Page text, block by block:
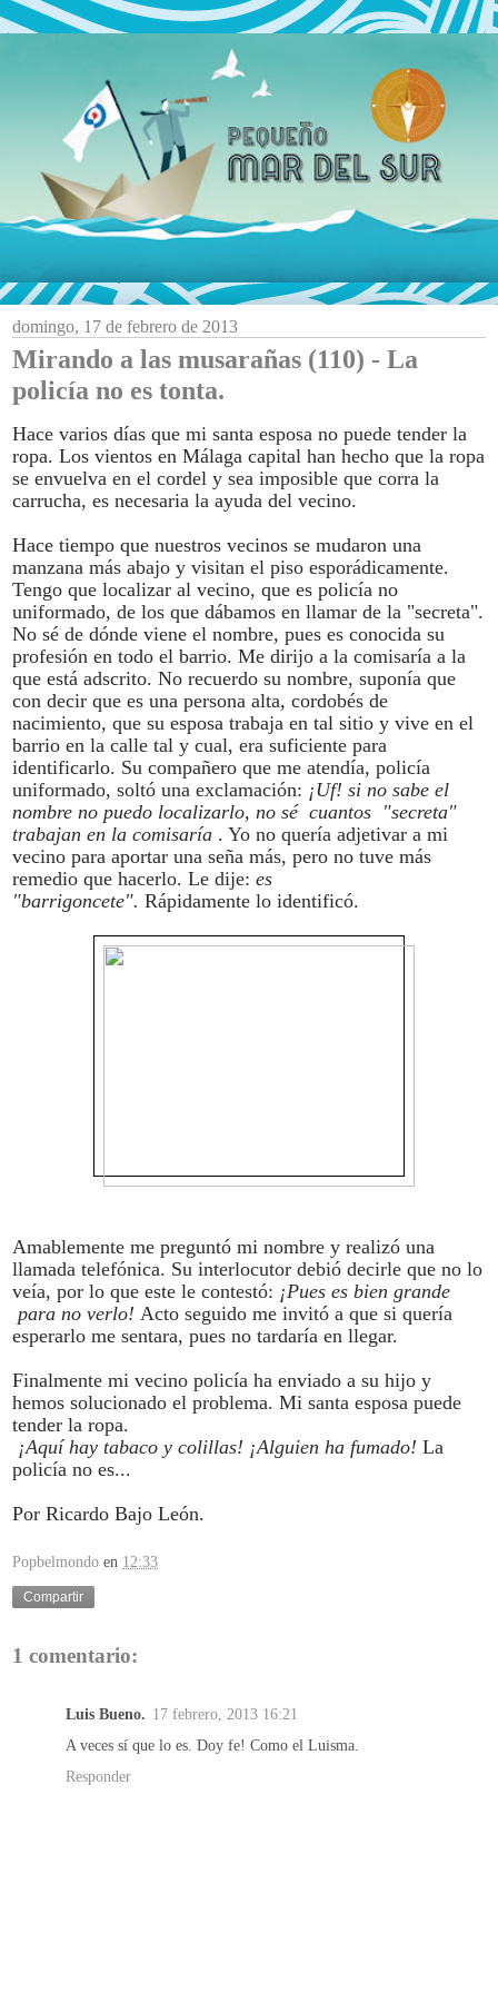
domingo, 17 de febrero de 2013
Mirando a las musarañas (110) - La
policía no es tonta.
Hace varios días que mi santa esposa no puede tender la
ropa. Los vientos en Málaga capital han hecho que la ropa
se envuelva en el cordel y sea imposible que corra la
carrucha, es necesaria la ayuda del vecino.
Hace tiempo que nuestros vecinos se mudaron una
manzana más abajo y visitan el piso esporádicamente.
Tengo que localizar al vecino, que es policía no
uniformado, de los que dábamos en llamar de la "secreta".
No sé de dónde viene el nombre, pues es conocida su
profesión en todo el barrio. Me dirijo a la comisaría a la
que está adscrito. No recuerdo su nombre, suponía que
con decir que es una persona alta, cordobés de
nacimiento, que su esposa trabaja en tal sitio y vive en el
barrio en la calle tal y cual, era suficiente para
identificarlo. Su compañero que me atendía, policía
uniformado, soltó una exclamación: ¡Uf! si no sabe el
nombre no puedo localizarlo, no sé cuantos "secreta"
trabajan en la comisaría . Yo no quería adjetivar a mi
vecino para aportar una seña más, pero no tuve más
remedio que hacerlo. Le dije: es
"barrigoncete". Rápidamente lo identificó.
Amablemente me preguntó mi nombre y realizó una
llamada telefónica. Su interlocutor debió decirle que no lo
veía, por lo que este le contestó: ¡Pues es bien grande
para no verlo! Acto seguido me invitó a que si quería
esperarlo me sentara, pues no tardaría en llegar.
Finalmente mi vecino policía ha enviado a su hijo y
hemos solucionado el problema. Mi santa esposa puede
tender la ropa.
¡Aquí hay tabaco y colillas! ¡Alguien ha fumado! La
policía no es...
Por Ricardo Bajo León.
Popbelmondo en 12:33
Compartir
1 comentario:
Luis Bueno. 17 febrero, 2013 16:21
A veces sí que lo es. Doy fe! Como el Luisma.
Responder